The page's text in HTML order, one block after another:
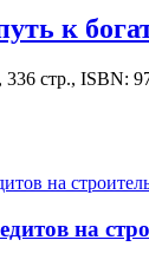
к
стр., ISBN:
на